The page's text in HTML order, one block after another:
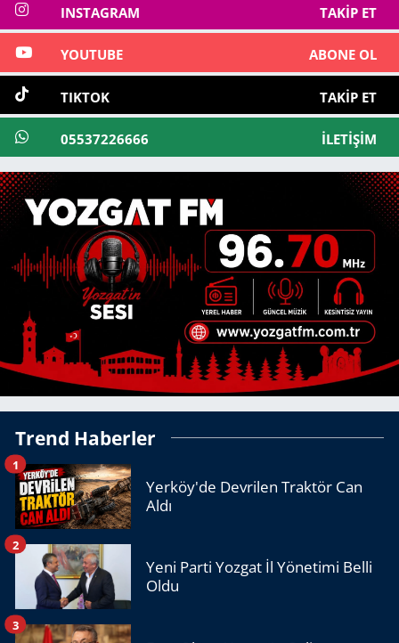
INSTAGRAM TAKIP ET
YOUTUBE ABONE OL
TIKTOK TAKIP ET
05537226666 İLETIŞIM
Trend Haberler
Yerköy'de Devrilen Traktör Can
Aldı
1
Yeni Parti Yozgat İl Yönetimi Belli
Oldu
2
3